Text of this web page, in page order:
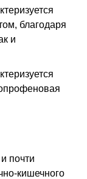
благодаря
и
почти
кишечного